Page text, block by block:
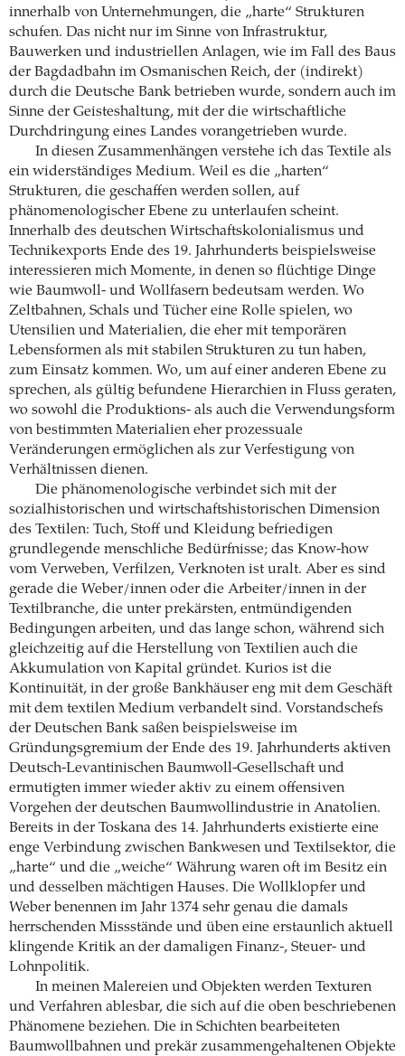
innerhalb von Unternehmungen, die „harte“ Strukturen
schufen. Das nicht nur im Sinne von Infrastruktur,
Bauwerken und industriellen Anlagen, wie im Fall des Baus
der Bagdadbahn im Osmanischen Reich, der (indirekt)
durch die Deutsche Bank betrieben wurde, sondern auch im
Sinne der Geisteshaltung, mit der die wirtschaftliche
Durchdringung eines Landes vorangetrieben wurde.
In diesen Zusammenhängen verstehe ich das Textile als
ein widerständiges Medium. Weil es die „harten“
Strukturen, die geschaffen werden sollen, auf
phänomenologischer Ebene zu unterlaufen scheint.
Innerhalb des deutschen Wirtschaftskolonialismus und
Technikexports Ende des 19. Jahrhunderts beispielsweise
interessieren mich Momente, in denen so flüchtige Dinge
wie Baumwoll- und Wollfasern bedeutsam werden. Wo
Zeltbahnen, Schals und Tücher eine Rolle spielen, wo
Utensilien und Materialien, die eher mit temporären
Lebensformen als mit stabilen Strukturen zu tun haben,
zum Einsatz kommen. Wo, um auf einer anderen Ebene zu
sprechen, als gültig befundene Hierarchien in Fluss geraten,
wo sowohl die Produktions- als auch die Verwendungsform
von bestimmten Materialien eher prozessuale
Veränderungen ermöglichen als zur Verfestigung von
Verhältnissen dienen.
Die phänomenologische verbindet sich mit der
sozialhistorischen und wirtschaftshistorischen Dimension
des Textilen: Tuch, Stoff und Kleidung befriedigen
grundlegende menschliche Bedürfnisse; das Know-how
vom Verweben, Verfilzen, Verknoten ist uralt. Aber es sind
gerade die Weber/innen oder die Arbeiter/innen in der
Textilbranche, die unter prekärsten, entmündigenden
Bedingungen arbeiten, und das lange schon, während sich
gleichzeitig auf die Herstellung von Textilien auch die
Akkumulation von Kapital gründet. Kurios ist die
Kontinuität, in der große Bankhäuser eng mit dem Geschäft
mit dem textilen Medium verbandelt sind. Vorstandschefs
der Deutschen Bank saßen beispielsweise im
Gründungsgremium der Ende des 19. Jahrhunderts aktiven
Deutsch-Levantinischen Baumwoll-Gesellschaft und
ermutigten immer wieder aktiv zu einem offensiven
Vorgehen der deutschen Baumwollindustrie in Anatolien.
Bereits in der Toskana des 14. Jahrhunderts existierte eine
enge Verbindung zwischen Bankwesen und Textilsektor, die
„harte“ und die „weiche“ Währung waren oft im Besitz ein
und desselben mächtigen Hauses. Die Wollklopfer und
Weber benennen im Jahr 1374 sehr genau die damals
herrschenden Missstände und üben eine erstaunlich aktuell
klingende Kritik an der damaligen Finanz-, Steuer- und
Lohnpolitik.
In meinen Malereien und Objekten werden Texturen
und Verfahren ablesbar, die sich auf die oben beschriebenen
Phänomene beziehen. Die in Schichten bearbeiteten
Baumwollbahnen und prekär zusammengehaltenen Objekte